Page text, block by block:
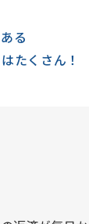
る
たくさん！